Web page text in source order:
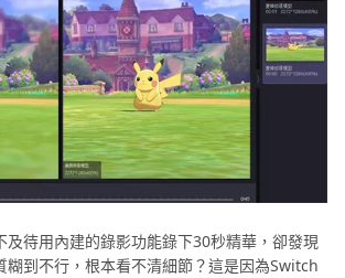
及待用內建的錄影功能錄下30秒精華，卻發現
糊到不行，根本看不清細節？這是因為Switch